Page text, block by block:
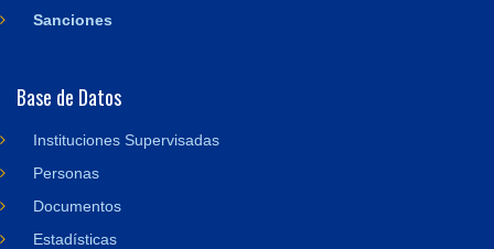
Sanciones
Base de Datos
Instituciones Supervisadas
Personas
Documentos
Estadísticas